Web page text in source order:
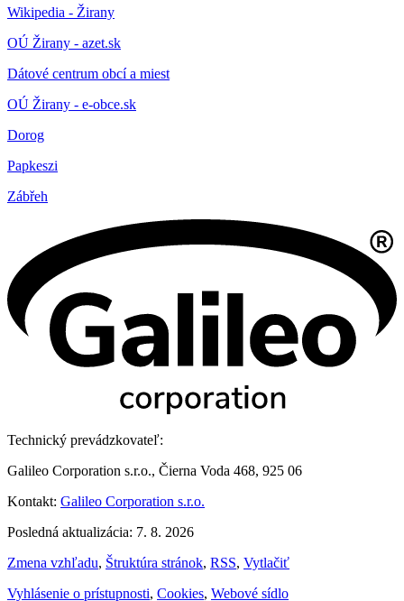
Wikipedia - Žirany
OÚ Žirany - azet.sk
Dátové centrum obcí a miest
OÚ Žirany - e-obce.sk
Dorog
Papkeszi
Zábřeh
Technický prevádzkovateľ:
Galileo Corporation s.r.o., Čierna Voda 468, 925 06
Kontakt: Galileo Corporation s.r.o.
Posledná aktualizácia: 7. 8. 2026
Zmena vzhľadu, Štruktúra stránok, RSS, Vytlačiť
Vyhlásenie o prístupnosti, Cookies, Webové sídlo